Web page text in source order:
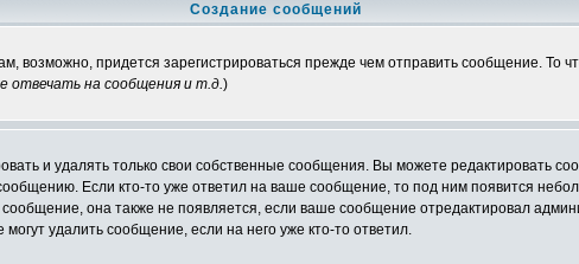
Создание сообщений
возможно, придется зарегистрироваться прежде чем отправить сообщение. То
на сообщения и т.д.)
и удалять только свои собственные сообщения. Вы можете редактировать
Если кто-то уже ответил на ваше сообщение, то под ним появится
она также не появляется, если ваше сообщение отредактировал
удалить сообщение, если на него уже кто-то ответил.